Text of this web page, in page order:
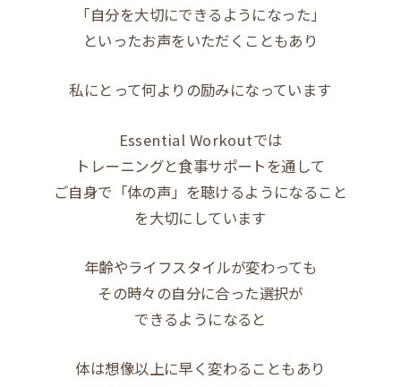
「自分を大切にできるようになった」
といったお声をいただくこともあり
私にとって何よりの励みになっています
Essential Workoutでは
トレーニングと食事サポートを通して
ご自身で「体の声」を聴けるようになること
を大切にしています
年齢やライフスタイルが変わっても
その時々の自分に合った選択が
できるようになると
体は想像以上に早く変わることもあり